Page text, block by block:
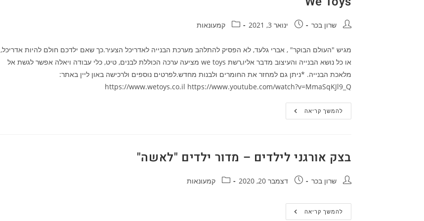
מחבר:שרון בכר פורסם:ינואר 3, 2021 קטגוריה:קמעונאות
מגיש "העולם הבוקר" , אברי גלעד, לא הפסיק להתלהב מערכת הבנייה לאדריכל הצעיר.כך שאם ילדכם חולם להיות אדריכל,
או כל נושא הבנייה והעיצוב מדבר אליו,רשת we toys מציעה ערכה הכוללת לבנים, טיט, כלי עבודה ויאלה אפשר לגשת אל
מלאכת הבנייה. *ניתן גם למחזר את החומרים ולבנות מחדש.לפרטים נוספים ולרכישה באון ליין באתר:
https://www.wetoys.co.il https://www.youtube.com/watch?v=MmaSqKJl9_Q
להמשך קריאהWe
Toys
בצק אורגני לילדים – מדור ילדים "לאשה"
מחבר:שרון בכר פורסם:דצמבר 20, 2020 קטגוריה:קמעונאות
להמשך קריאהבצק
אורגני